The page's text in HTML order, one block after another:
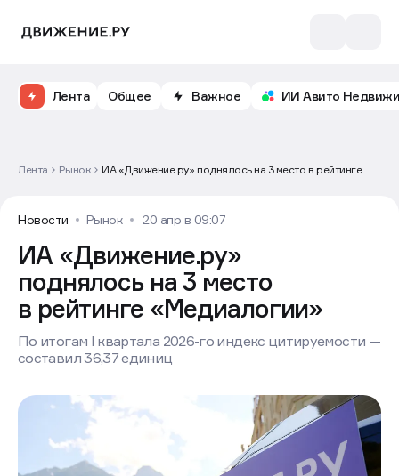
Лента Общее Важное ИИ Авито
Лента Рынок
ИА «Движение.ру» поднялось на 3 место в рейтинге
Новости Рынок 20 апр в 09:07
ИА «Движение.ру»
поднялось на 3 место
в рейтинге «Медиалогии»
По итогам I квартала 2026-го индекс цитируемости —
составил 36,37 единиц